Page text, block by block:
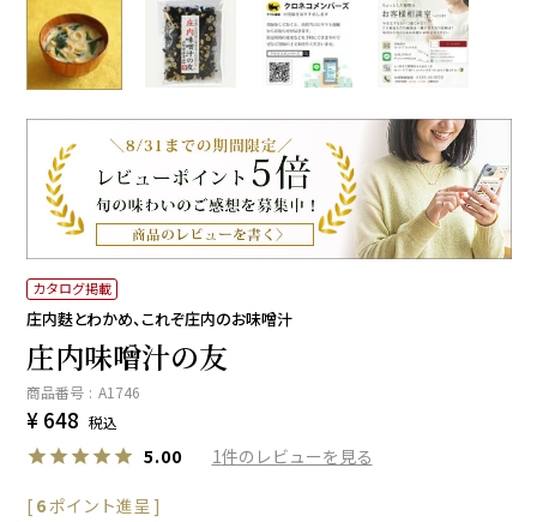
カタログ掲載
庄内麩とわかめ、これぞ庄内のお味噌汁
庄内味噌汁の友
商品番号 A1746
¥ 648 税込
5.00 1
[ 6ポイント進呈 ]